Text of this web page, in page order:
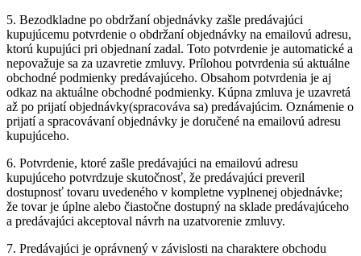
5. Bezodkladne po obdržaní objednávky zašle predávajúci
kupujúcemu potvrdenie o obdržaní objednávky na emailovú adresu,
ktorú kupujúci pri objednaní zadal. Toto potvrdenie je automatické a
nepovažuje sa za uzavretie zmluvy. Prílohou potvrdenia sú aktuálne
obchodné podmienky predávajúceho. Obsahom potvrdenia je aj
odkaz na aktuálne obchodné podmienky. Kúpna zmluva je uzavretá
až po prijatí objednávky(spracováva sa) predávajúcim. Oznámenie o
prijatí a spracovávaní objednávky je doručené na emailovú adresu
kupujúceho.
6. Potvrdenie, ktoré zašle predávajúci na emailovú adresu
kupujúceho potvrdzuje skutočnosť, že predávajúci preveril
dostupnosť tovaru uvedeného v kompletne vyplnenej objednávke;
že tovar je úplne alebo čiastočne dostupný na sklade predávajúceho
a predávajúci akceptoval návrh na uzatvorenie zmluvy.
7. Predávajúci je oprávnený v závislosti na charaktere obchodu